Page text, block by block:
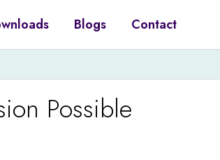
Blogs Contact
Possible